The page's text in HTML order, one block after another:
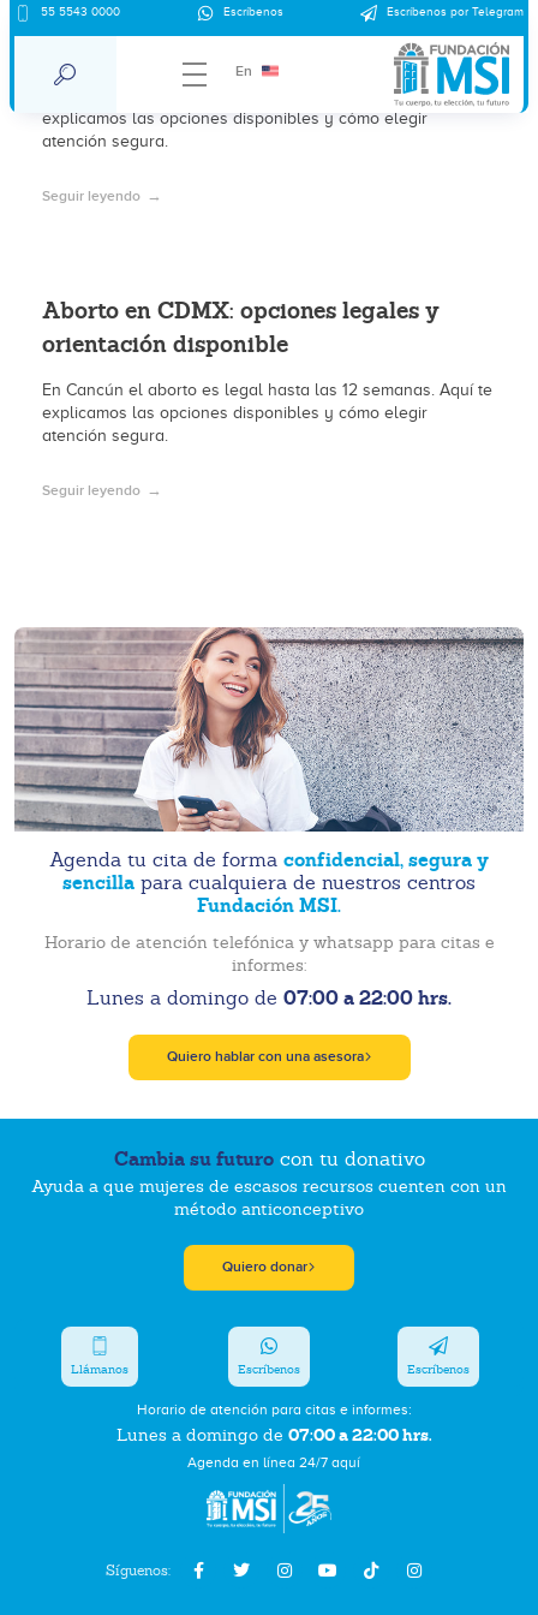
55 5543 0000 Escríbenos Escríbenos por Telegram
En
Aborto en Cancún: opciones legales y
En Cancún el aborto es legal hasta las 12 semanas. Aquí te
explicamos las opciones disponibles y cómo elegir
atención segura.
Seguir leyendo
Aborto en CDMX: opciones legales y
orientación disponible
En Cancún el aborto es legal hasta las 12 semanas. Aquí te
explicamos las opciones disponibles y cómo elegir
atención segura.
Seguir leyendo
Agenda tu cita de forma confidencial, segura y
sencilla para cualquiera de nuestros centros
Fundación MSI.
Horario de atención telefónica y whatsapp para citas e
informes:
Lunes a domingo de 07:00 a 22:00 hrs.
Quiero hablar con una asesora
Cambia su futurocon tu donativo
Ayuda a que mujeres de escasos recursos cuenten con un
método anticonceptivo
Quiero donar
Síguenos:
Horario de atención para citas e informes:
Lunes a domingo de 07:00 a 22:00 hrs.
Agenda en línea 24/7 aquí
Llámanos Escríbenos Escríbenos